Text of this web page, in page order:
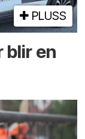
PLUSS
blir en